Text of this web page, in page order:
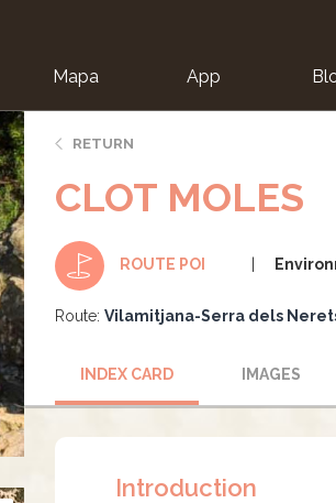
Mapa App
RETURN
CLOT MOLES
ROUTE POI
Route: Vilamitjana-Serra dels
INDEX CARD IMAGES
Introduction